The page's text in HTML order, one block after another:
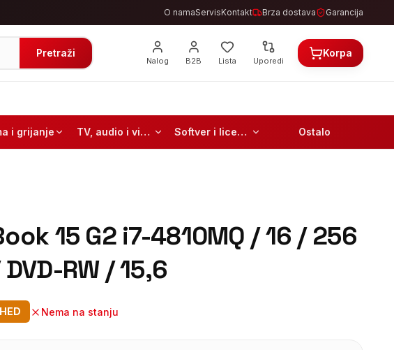
O namaServisKontakt Brza dostava Garancija
Pretraži
Nalog B2B Lista Uporedi
Korpa
i grijanje TV, audio i video Softver i licence Ostalo
15 G2 i7-4810MQ / 16 / 256
RW / 15,6
Nema na stanju